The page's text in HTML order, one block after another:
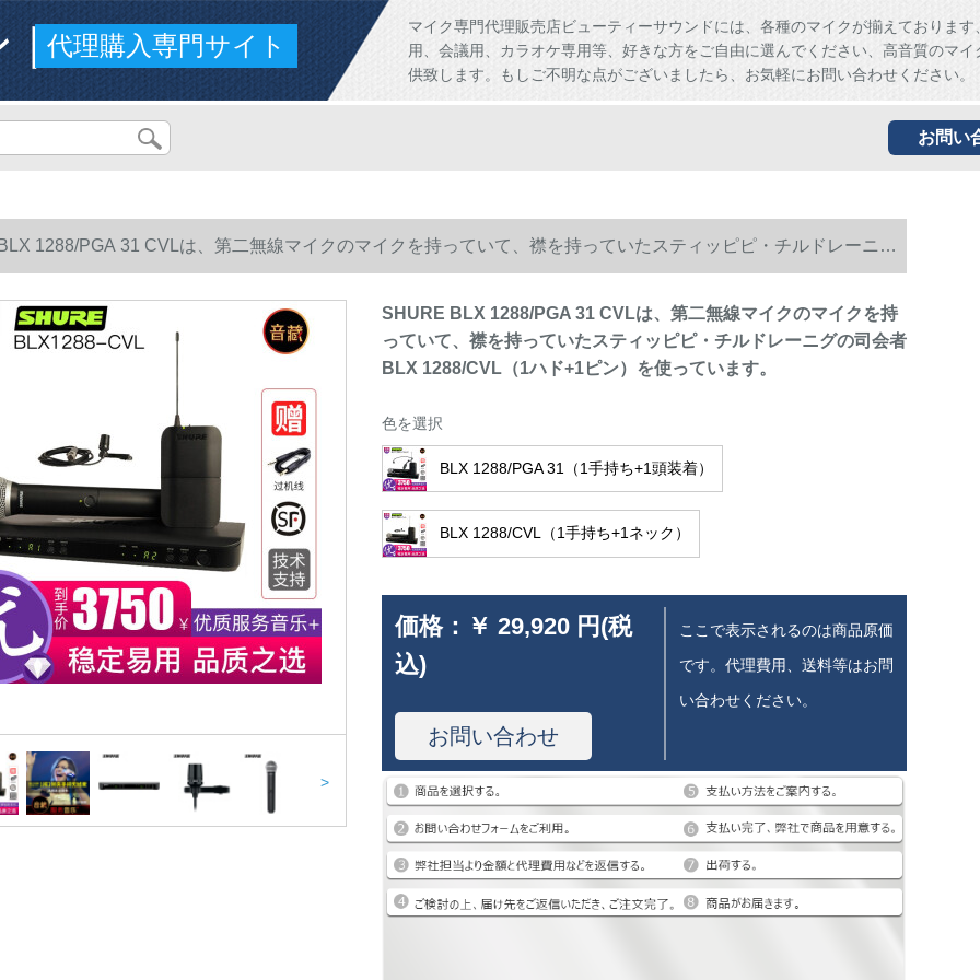
ド代理購入専門サイト
マイク専門代理販売店ビューティーサウンドには、各種のマイクが揃えております
用、会議用、カラオケ専用等、好きな方をご自由に選んでください、高音質のマイ
供致します。もしご不明な点がございましたら、お気軽にお問い合わせください。
お問い
1288/PGA 31 CVLは、第二無線マイクのマイクを持っていて、襟を持っていたスティッピピ・チルドレーニグ
1288/CVL（1ハド+1ピン）を使っています。
>
SHURE BLX 1288/PGA 31 CVLは、第二無線マイクのマイクを持
っていて、襟を持っていたスティッピピ・チルドレーニグの司会者
BLX 1288/CVL（1ハド+1ピン）を使っています。
色を選択
BLX 1288/PGA 31（1手持ち+1頭装着）
BLX 1288/CVL（1手持ち+1ネック）
価格： ￥ 29,920 円(税
込)
お問い合わせ
ここで表示されるのは商品原価
です。代理費用、送料等はお問
い合わせください。